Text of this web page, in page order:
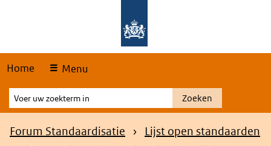
Home Menu
Voer
uw
zoekterm
Zoeken
Kruimelpad
Forum Standaardisatie
Lijst open standaarden